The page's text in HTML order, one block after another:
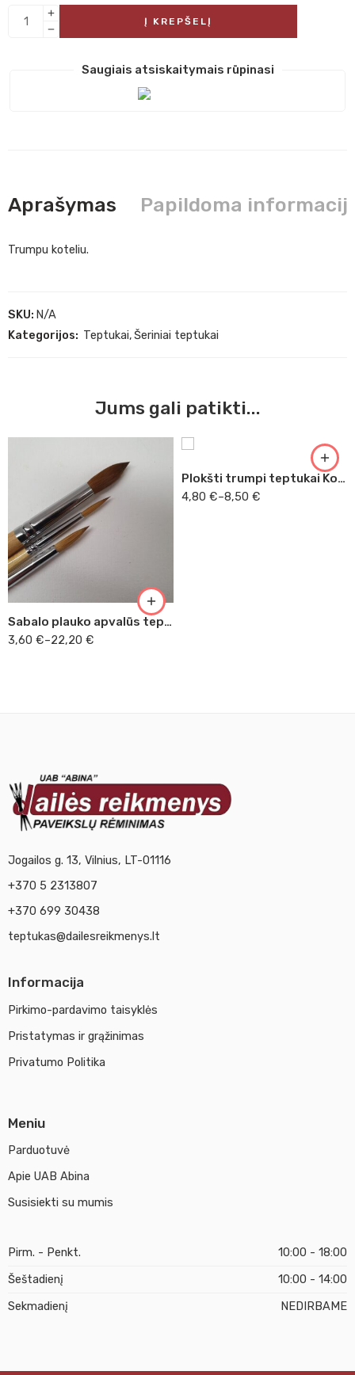
Į KREPŠELĮ
Saugiais atsiskaitymais rūpinasi
Aprašymas Papildoma
Trumpu koteliu.
SKU: N/A
Kategorijos: Teptukai,Šeriniai teptukai
Jums gali patikti...
Sabalo plauko apvalūs teptukai
3,60 €–22,20 €
Nr. 00
Nr. 0
Nr. 1
Nr. 2
Nr. 4
Nr. 5
Plokšti trumpi teptukai Kolibri
4,80 €–8,50 €
Nr. 2
Jogailos g. 13, Vilnius, LT-01116
+370 5 2313807
+370 699 30438
teptukas@dailesreikmenys.lt
Informacija
Pirkimo-pardavimo taisyklės
Pristatymas ir grąžinimas
Privatumo Politika
Meniu
Parduotuvė
Apie UAB Abina
Susisiekti su mumis
Pirm. - Penkt.
10:00 - 18:00
Šeštadienį
10:00 - 14:00
Sekmadienį
NEDIRBAME